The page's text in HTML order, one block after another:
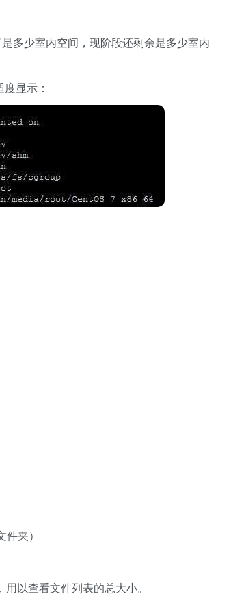
少室内空间，现阶段还剩余是多少室内
显示：
夹）
以查看文件列表的总大小。